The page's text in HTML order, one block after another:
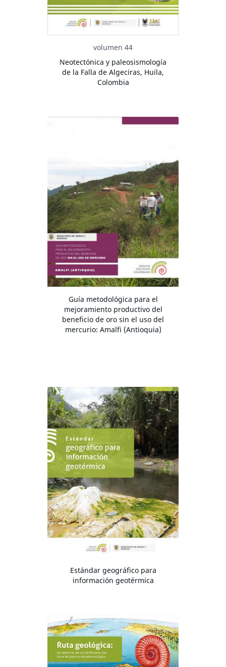
volumen 44
Neotectónica y paleosismología
de la Falla de Algeciras, Huila,
Colombia
Guía metodológica para el
mejoramiento productivo del
beneficio de oro sin el uso del
mercurio: Amalfi (Antioquia)
Estándar geográfico para
información geotérmica